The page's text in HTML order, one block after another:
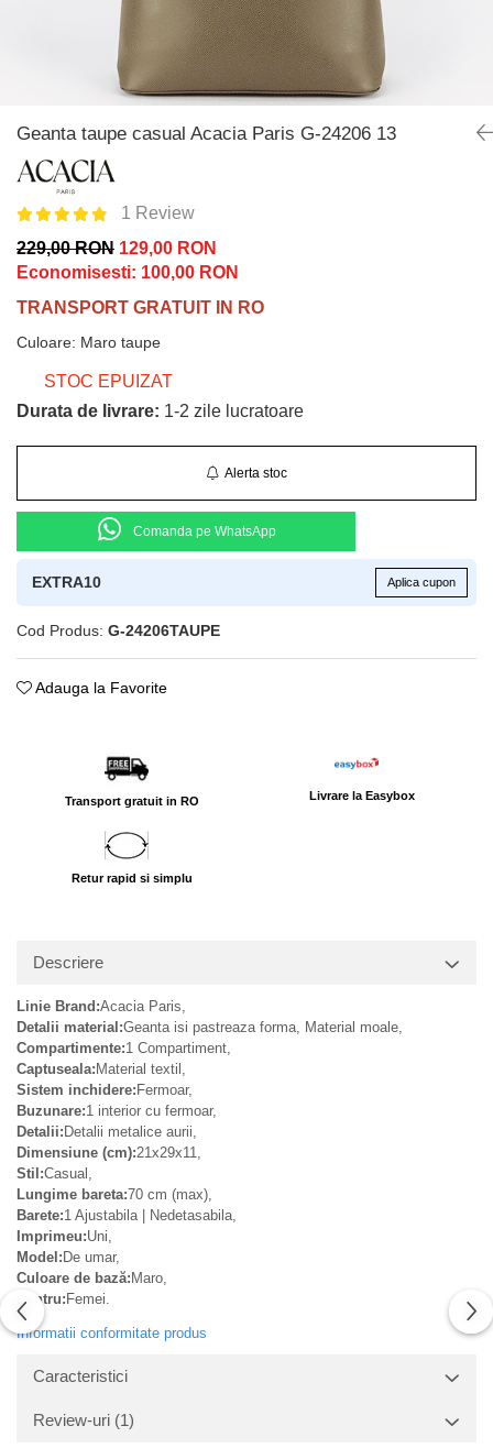
Incaltamine primavara-vara piele
Camasi si topuri
Blugi si pantaloni
Fuste
Pulovere si cardigane
Rochii
Salopete
Incaltaminte toamna-iarna piele
Geanta taupe casual Acacia Paris G-24206 13
1 Review
229,00 RON 129,00 RON
Economisesti: 100,00 RON
TRANSPORT GRATUIT IN RO
Culoare: Maro taupe
STOC EPUIZAT
Durata de livrare: 1-2 zile lucratoare
Alerta stoc
Comanda pe WhatsApp
EXTRA10 Aplica cupon
Cod Produs: G-24206TAUPE
Adauga la Favorite
Transport gratuit in RO Livrare la Easybox
Retur rapid si simplu
Descriere
Linie Brand:Acacia Paris,
Detalii material:Geanta isi pastreaza forma, Material moale,
Compartimente:1 Compartiment,
Captuseala:Material textil,
Sistem inchidere:Fermoar,
Buzunare:1 interior cu fermoar,
Detalii:Detalii metalice aurii,
Dimensiune (cm):21x29x11,
Stil:Casual,
Lungime bareta:70 cm (max),
Barete:1 Ajustabila | Nedetasabila,
Imprimeu:Uni,
Model:De umar,
Culoare de bază:Maro,
Pentru:Femei.
Informatii conformitate produs
Caracteristici
Review-uri (1)